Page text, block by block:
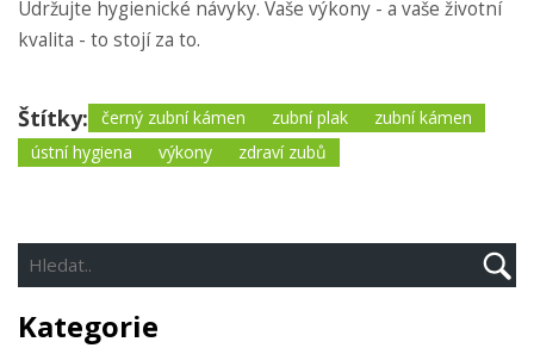
Udržujte hygienické návyky. Vaše výkony - a vaše životní
kvalita - to stojí za to.
Štítky: černý zubní kámen zubní plak
zubní kámen
ústní hygiena
výkony zdraví zubů
Kategorie